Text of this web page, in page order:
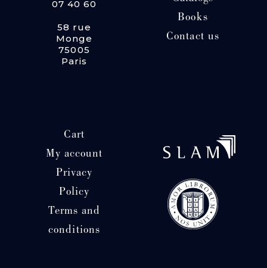
07 40 60
58 rue
Monge
75005
Paris
Books
Contact us
Cart
My account
Privacy
Policy
Terms and
conditions